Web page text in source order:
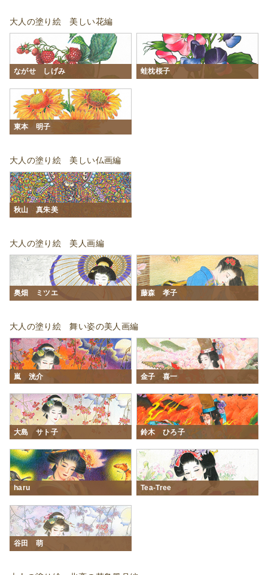
大人の塗り絵 美しい花編
ながせ しげみ 蛙枕桜子
東本 明子
大人の塗り絵 美しい仏画編
秋山 真朱美
大人の塗り絵 美人画編
奥畑 ミツエ 藤森 孝子
大人の塗り絵 舞い姿の美人画編
嵐 洸介 金子 喜一
大島 サト子 鈴木 ひろ子
haru Tea-Tree
谷田 萌